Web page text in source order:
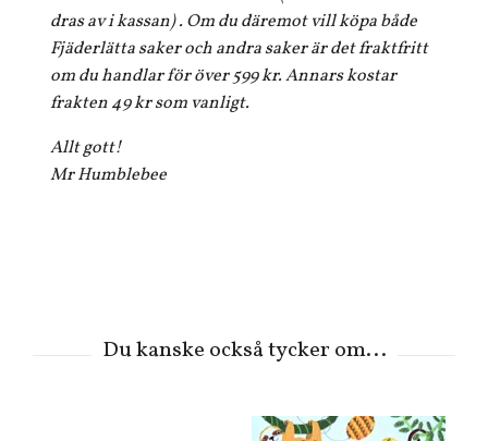
dras av i kassan) . Om du däremot vill köpa både
Fjäderlätta saker och andra saker är det fraktfritt
om du handlar för över 599 kr. Annars kostar
frakten 49 kr som vanligt.
Allt gott!
Mr Humblebee